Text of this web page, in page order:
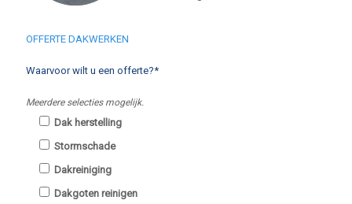
OFFERTE DAKWERKEN
Waarvoor wilt u een offerte?*
Meerdere selecties mogelijk.
Dak herstelling
Stormschade
Dakreiniging
Dakgoten reinigen